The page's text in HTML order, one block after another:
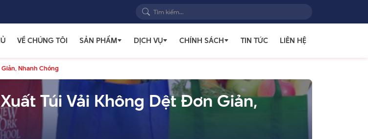
VỀ CHÚNG TÔI SẢN PHẨM DỊCH VỤ CHÍNH SÁCH TIN TỨC LIÊN HỆ
Nhanh Chóng
Túi Vải Không Dệt Đơn Giản,